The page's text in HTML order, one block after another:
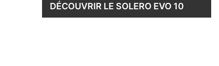
DÉCOUVRIR LE SOLERO EVO 10